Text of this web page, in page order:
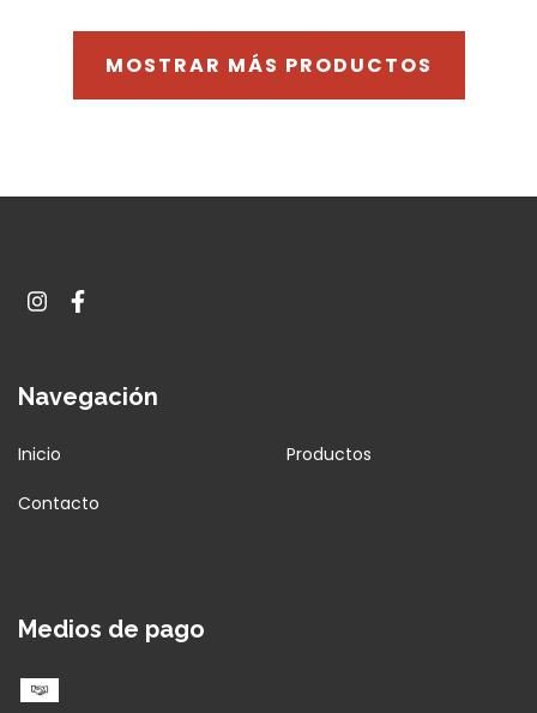
MOSTRAR MÁS PRODUCTOS
Navegación
Inicio Productos
Contacto
Medios de pago